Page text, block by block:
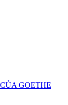
GOETHE